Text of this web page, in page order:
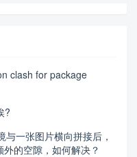
clash for package
?
一张图片横向拼接后，
的空隙，如何解决？